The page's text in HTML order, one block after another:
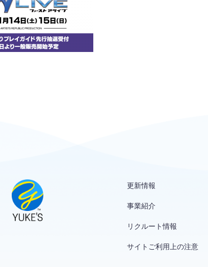
更新情報
事業紹介
リクルート情報
サイトご利用上の注意